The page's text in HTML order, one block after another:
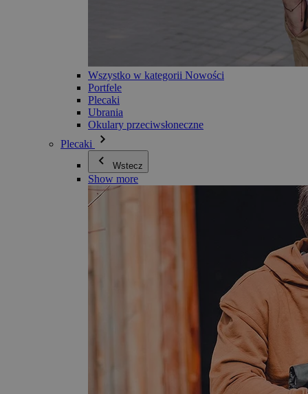
Wszystko w kategorii Nowości
Portfele
Plecaki
Ubrania
Okulary przeciwsłoneczne
Plecaki
Wstecz
Show more